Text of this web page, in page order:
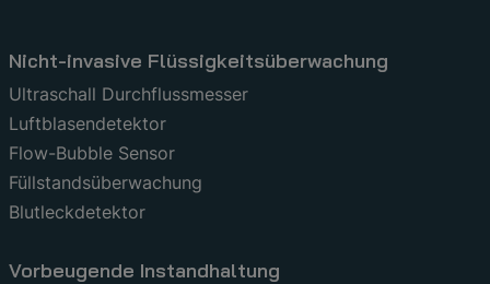
Nicht-invasive Flüssigkeitsüberwachung
Ultraschall Durchflussmesser
Luftblasendetektor
Flow-Bubble Sensor
Füllstandsüberwachung
Blutleckdetektor
Vorbeugende Instandhaltung